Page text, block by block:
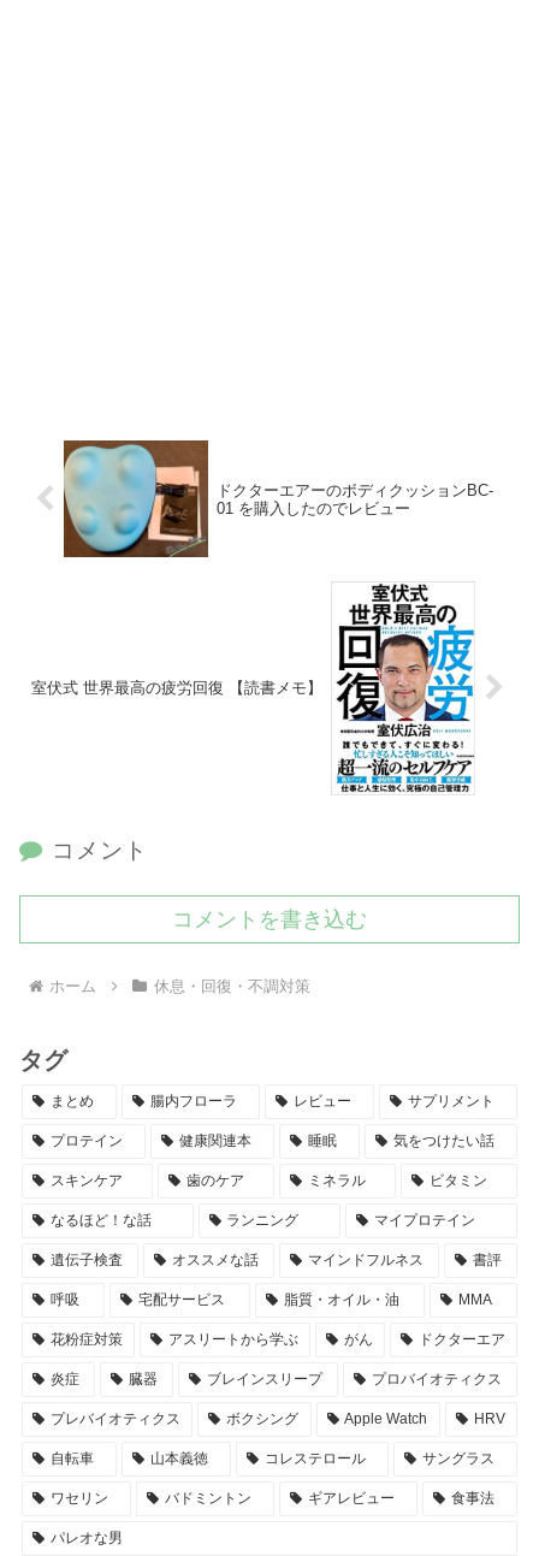
ドクターエアーのボディクッションBC-
01 を購入したのでレビュー
室伏式 世界最高の疲労回復 【読書メモ】
コメント
コメントを書き込む
ホーム 休息・回復・不調対策
タグ
まとめ 腸内フローラ レビュー サプリメント
プロテイン 健康関連本 睡眠 気をつけたい話
スキンケア 歯のケア ミネラル ビタミン
なるほど！な話 ランニング マイプロテイン
遺伝子検査 オススメな話 マインドフルネス 書評
呼吸 宅配サービス 脂質・オイル・油 MMA
花粉症対策 アスリートから学ぶ がん ドクターエア
炎症 臓器 ブレインスリープ プロバイオティクス
プレバイオティクス ボクシング Apple Watch HRV
自転車 山本義徳 コレステロール サングラス
ワセリン バドミントン ギアレビュー 食事法
パレオな男